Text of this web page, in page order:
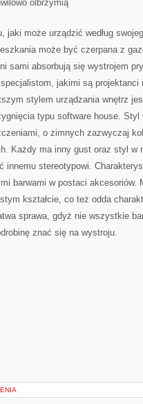
olbrzymią
jaki może urządzić według
może być czerpana z
sami absorbują się wystrojem
jakimi są
stylem urządzania wnętrz
typu software house. Styl
o zimnych zazwyczaj
Każdy ma inny gust oraz styl w
innemu stereotypowi.
barwami w postaci akcesoriów.
kształcie, co też odda
sprawa, gdyż nie wszystkie
znać się na wystroju.